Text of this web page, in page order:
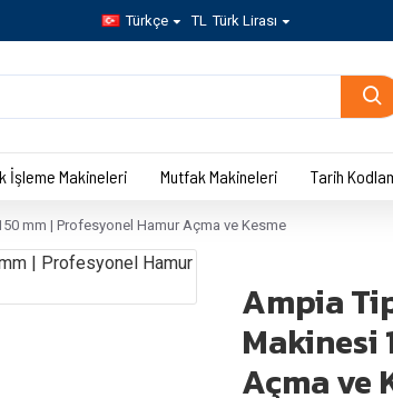
Türkçe TL Türk Lirası
İşleme Makineleri Mutfak Makineleri Tarih
mm | Profesyonel Hamur Açma ve Kesme
Ampia
Makinesi
Açma ve